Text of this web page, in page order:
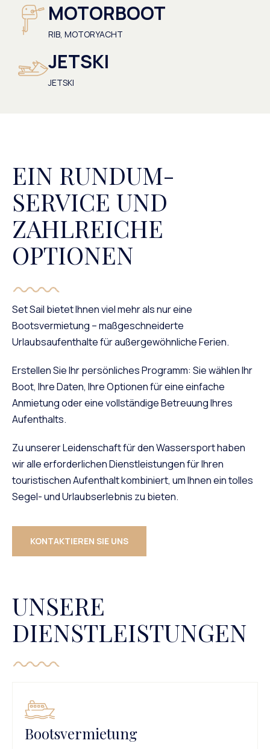
MOTORBOOT
RIB, MOTORYACHT
JETSKI
JETSKI
EIN RUNDUM-
SERVICE UND
ZAHLREICHE
OPTIONEN
Set Sail bietet Ihnen viel mehr als nur eine
Bootsvermietung – maßgeschneiderte
Urlaubsaufenthalte für außergewöhnliche Ferien.
Erstellen Sie Ihr persönliches Programm: Sie wählen Ihr
Boot, Ihre Daten, Ihre Optionen für eine einfache
Anmietung oder eine vollständige Betreuung Ihres
Aufenthalts.
Zu unserer Leidenschaft für den Wassersport haben
wir alle erforderlichen Dienstleistungen für Ihren
touristischen Aufenthalt kombiniert, um Ihnen ein tolles
Segel- und Urlaubserlebnis zu bieten.
KONTAKTIEREN SIE UNS
UNSERE
DIENSTLEISTUNGEN
Bootsvermietung